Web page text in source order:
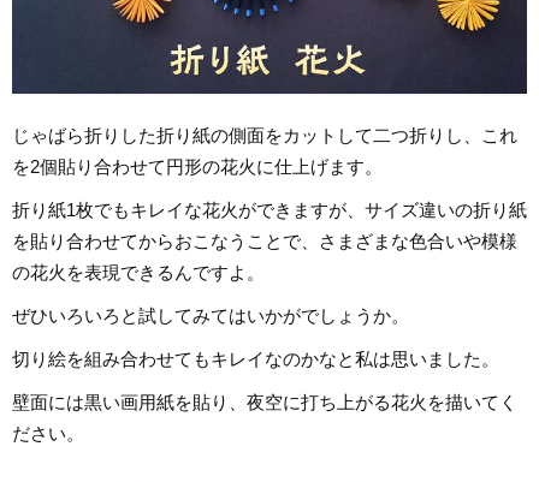
じゃばら折りした折り紙の側面をカットして二つ折りし、これ
を2個貼り合わせて円形の花火に仕上げます。
折り紙1枚でもキレイな花火ができますが、サイズ違いの折り紙
を貼り合わせてからおこなうことで、さまざまな色合いや模様
の花火を表現できるんですよ。
ぜひいろいろと試してみてはいかがでしょうか。
切り絵を組み合わせてもキレイなのかなと私は思いました。
壁面には黒い画用紙を貼り、夜空に打ち上がる花火を描いてく
ださい。